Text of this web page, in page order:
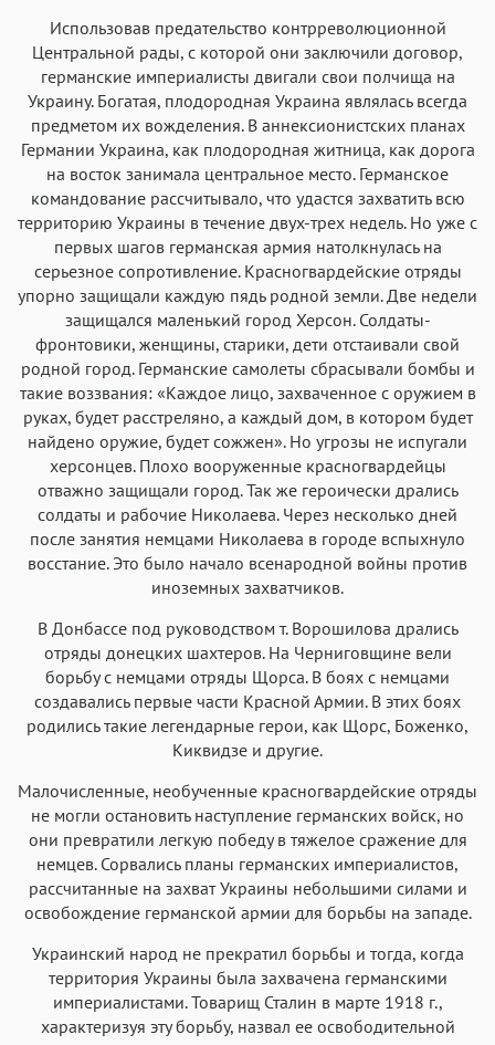
Использовав предательство контрреволюционной
Центральной рады, с которой они заключили договор,
германские империалисты двигали свои полчища на
Украину. Богатая, плодородная Украина являлась всегда
предметом их вожделения. В аннексионистских планах
Германии Украина, как плодородная житница, как дорога
на восток занимала центральное место. Германское
командование рассчитывало, что удастся захватить всю
территорию Украины в течение двух-трех недель. Но уже с
первых шагов германская армия натолкнулась на
серьезное сопротивление. Красногвардейские отряды
упорно защищали каждую пядь родной земли. Две недели
защищался маленький город Херсон. Солдаты-
фронтовики, женщины, старики, дети отстаивали свой
родной город. Германские самолеты сбрасывали бомбы и
такие воззвания: «Каждое лицо, захваченное с оружием в
руках, будет расстреляно, а каждый дом, в котором будет
найдено оружие, будет сожжен». Но угрозы не испугали
херсонцев. Плохо вооруженные красногвардейцы
отважно защищали город. Так же героически дрались
солдаты и рабочие Николаева. Через несколько дней
после занятия немцами Николаева в городе вспыхнуло
восстание. Это было начало всенародной войны против
иноземных захватчиков.
В Донбассе под руководством т. Ворошилова дрались
отряды донецких шахтеров. На Черниговщине вели
борьбу с немцами отряды Щорса. В боях с немцами
создавались первые части Красной Армии. В этих боях
родились такие легендарные герои, как Щорс, Боженко,
Киквидзе и другие.
Малочисленные, необученные красногвардейские отряды
не могли остановить наступление германских войск, но
они превратили легкую победу в тяжелое сражение для
немцев. Сорвались планы германских империалистов,
рассчитанные на захват Украины небольшими силами и
освобождение германской армии для борьбы на западе.
Украинский народ не прекратил борьбы и тогда, когда
территория Украины была захвачена германскими
империалистами. Товарищ Сталин в марте 1918 г.,
характеризуя эту борьбу, назвал ее освободительной